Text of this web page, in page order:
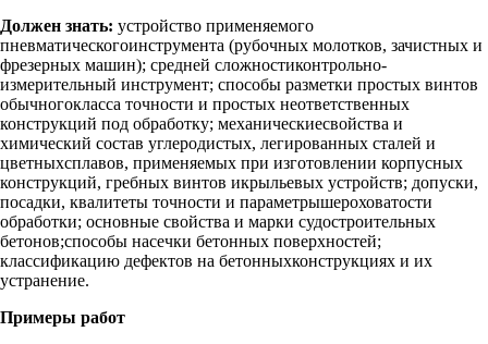
Должен знать: устройство применяемого
пневматическогоинструмента (рубочных молотков, зачистных и
фрезерных машин); средней сложностиконтрольно-
измерительный инструмент; способы разметки простых винтов
обычногокласса точности и простых неответственных
конструкций под обработку; механическиесвойства и
химический состав углеродистых, легированных сталей и
цветныхсплавов, применяемых при изготовлении корпусных
конструкций, гребных винтов икрыльевых устройств; допуски,
посадки, квалитеты точности и параметрышероховатости
обработки; основные свойства и марки судостроительных
бетонов;способы насечки бетонных поверхностей;
классификацию дефектов на бетонныхконструкциях и их
устранение.
Примеры работ